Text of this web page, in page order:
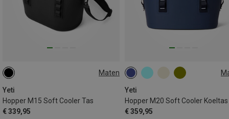
Maten
Yeti
Hopper M15 Soft Cooler Tas
€ 339,95
15L
Yeti
Hopper M20 Soft Cooler Koeltas
€ 359,95
20L